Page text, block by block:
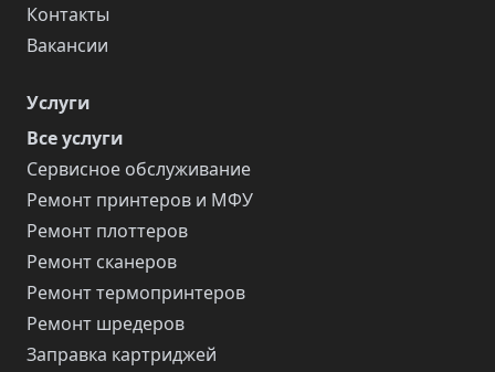
Контакты
Вакансии
Услуги
Все услуги
Сервисное обслуживание
Ремонт принтеров и МФУ
Ремонт плоттеров
Ремонт сканеров
Ремонт термопринтеров
Ремонт шредеров
Заправка картриджей